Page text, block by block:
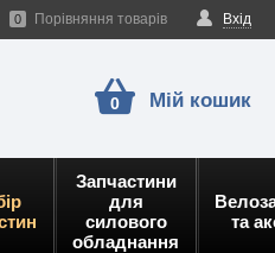
Вхід
0 Порівняння товарів
0 Мій кошик
Запчастини
для
силового
обладнання
та